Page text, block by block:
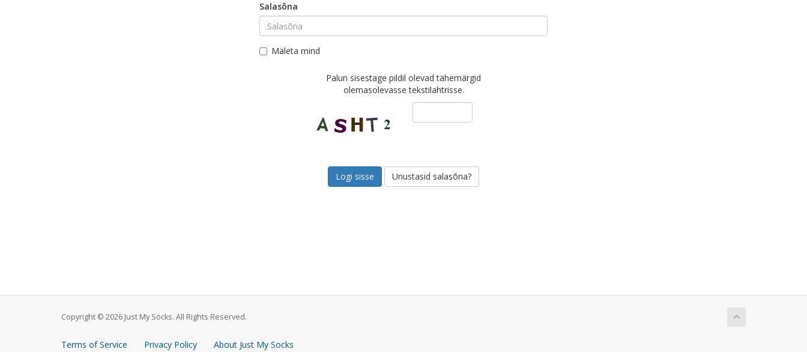
Salasõna
Mäleta mind
Palun sisestage pildil olevad tähemärgid
olemasolevasse tekstilahtrisse.
Unustasid salasõna?
Copyright © 2026 Just My Socks. All Rights Reserved.
Terms of Service Privacy Policy About Just My Socks